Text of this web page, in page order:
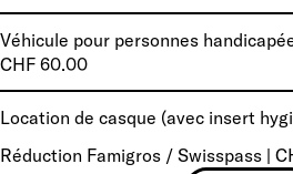
Véhicule pour personnes
CHF 60.00
Location de casque (avec insert
Réduction Famigros / Swisspass |